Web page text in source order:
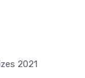
2021